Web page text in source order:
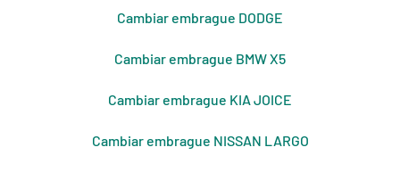
Cambiar embrague DODGE
Cambiar embrague BMW X5
Cambiar embrague KIA JOICE
Cambiar embrague NISSAN LARGO